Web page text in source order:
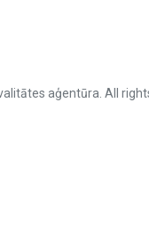
aģentūra. All